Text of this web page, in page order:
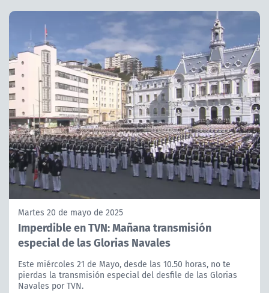
Martes 20 de mayo de 2025
Imperdible en TVN: Mañana transmisión
especial de las Glorias Navales
Este miércoles 21 de Mayo, desde las 10.50 horas, no te
pierdas la transmisión especial del desfile de las Glorias
Navales por TVN.